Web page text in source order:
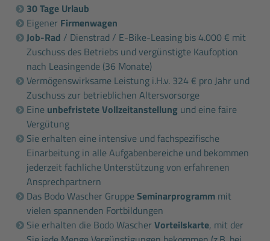
30 Tage Urlaub
Eigener Firmenwagen
Job-Rad / Dienstrad / E-Bike-Leasing bis 4.000 € mit
Zuschuss des Betriebs und vergünstigte Kaufoption
nach Leasingende (36 Monate)
Vermögenswirksame Leistung i.H.v. 324 € pro Jahr und
Zuschuss zur betrieblichen Altersvorsorge
Eine unbefristete Vollzeitanstellung und eine faire
Vergütung
Sie erhalten eine intensive und fachspezifische
Einarbeitung in alle Aufgabenbereiche und bekommen
jederzeit fachliche Unterstützung von erfahrenen
Ansprechpartnern
Das Bodo Wascher GruppeSeminarprogramm mit
vielen spannenden Fortbildungen
Sie erhalten die Bodo Wascher Vorteilskarte, mit der